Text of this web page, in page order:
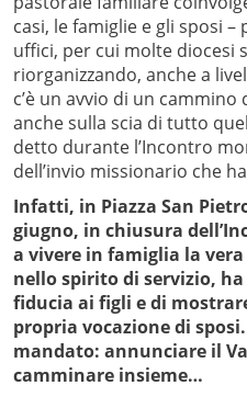
casi, le famiglie e gli sposi
uffici, per cui molte diocesi
riorganizzando, anche a
c’è un avvio di un
anche sulla scia di tutto
detto durante l’Incontro
dell’invio missionario che
Infatti, in Piazza San
giugno, in chiusura
a vivere in famiglia la
nello spirito di servizio,
fiducia ai figli e di
propria vocazione di
mandato: annunciare il
camminare insieme…